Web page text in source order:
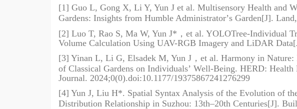
[1] Guo L, Gong X, Li Y, Yun J et al. Multisensory Health and
Gardens: Insights from Humble Administrator’s Garden[J].
[2] Luo T, Rao S, Ma W, Yun J* ， et al. YOLOTree-Individual
Volume Calculation Using UAV-RGB Imagery and LiDAR
[3] Yinan L, Li G, Elsadek M, Yun J ， et al. Harmony in
of Classical Gardens on Individuals’ Well-Being. HERD: Health
Journal. 2024;0(0).doi:10.1177/19375867241276299
[4] Yun J, Liu H*. Spatial Syntax Analysis of the Evolution of
Distribution Relationship in Suzhou: 13th–20th Centuries[J].